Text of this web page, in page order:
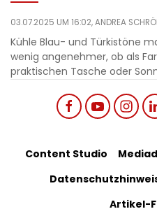
03.07.2025 UM 16:02,ANDREA
Kühle Blau- und Türkistöne
wenig angenehmer, ob als
praktischen Tasche oder
links
menu
Footer
Bottom
Content Studio
Artikel-